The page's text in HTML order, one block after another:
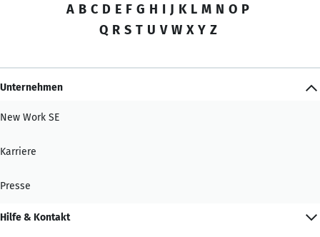
A B C D E F G H I J K L M N O P
Q R S T U V W X Y Z
Unternehmen
New Work SE
Karriere
Presse
Hilfe & Kontakt